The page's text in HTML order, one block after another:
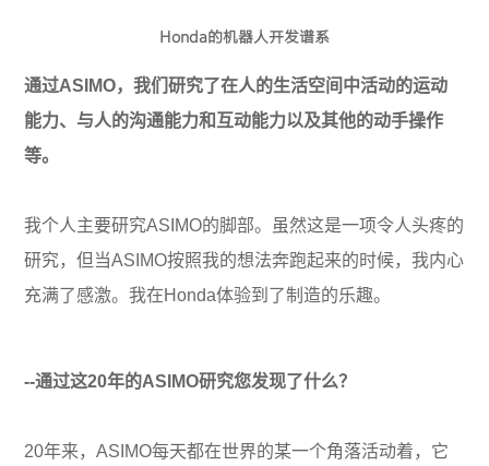
Honda的机器人开发谱系
通过ASIMO，我们研究了在人的生活空间中活动的运动
能力、与人的沟通能力和互动能力以及其他的动手操作
等。
我个人主要研究ASIMO的脚部。虽然这是一项令人头疼的
研究，但当ASIMO按照我的想法奔跑起来的时候，我内心
充满了感激。我在Honda体验到了制造的乐趣。
--通过这20年的ASIMO研究您发现了什么？
20年来，ASIMO每天都在世界的某一个角落活动着，它